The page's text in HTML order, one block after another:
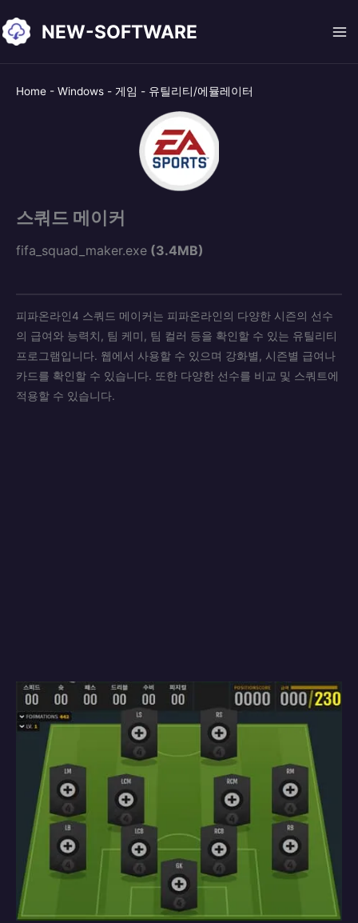
텐
NEW-SOFTWARE
Home - Windows - 게임 - 유틸리티/에뮬레이터
스쿼드 메이커
fifa_squad_maker.exe (3.4MB)
피파온라인4 스쿼드 메이커는 피파온라인의 다양한 시즌의 선수
의 급여와 능력치, 팀 케미, 팀 컬러 등을 확인할 수 있는 유틸리티
프로그램입니다. 웹에서 사용할 수 있으며 강화별, 시즌별 급여나
카드를 확인할 수 있습니다. 또한 다양한 선수를 비교 및 스쿼트에
적용할 수 있습니다.